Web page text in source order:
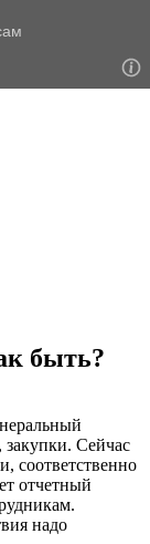
быть?
закупки. Сейчас
соответственно
отчетный
надо